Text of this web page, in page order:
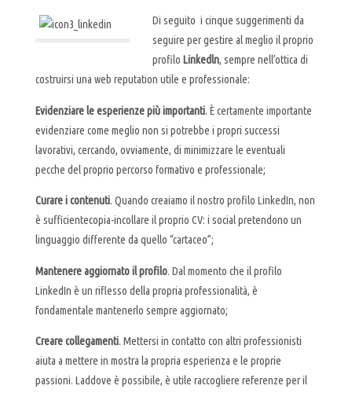
Di seguito i cinque suggerimenti da
seguire per gestire al meglio il proprio
profilo Linkedln, sempre nell’ottica di
costruirsi una web reputation utile e professionale:
Evidenziare le esperienze più importanti. È certamente importante
evidenziare come meglio non si potrebbe i propri successi
lavorativi, cercando, ovviamente, di minimizzare le eventuali
pecche del proprio percorso formativo e professionale;
Curare i contenuti. Quando creaiamo il nostro profilo LinkedIn, non
è sufficientecopia-incollare il proprio CV: i social pretendono un
linguaggio differente da quello “cartaceo”;
Mantenere aggiornato il profilo. Dal momento che il profilo
LinkedIn è un riflesso della propria professionalità, è
fondamentale mantenerlo sempre aggiornato;
Creare collegamenti. Mettersi in contatto con altri professionisti
aiuta a mettere in mostra la propria esperienza e le proprie
passioni. Laddove è possibile, è utile raccogliere referenze per il